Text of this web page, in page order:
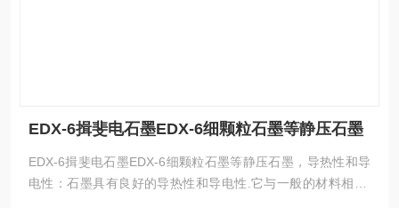
EDX-6揖斐电石墨EDX-6细颗粒石墨等静压石墨
EDX-6揖斐电石墨EDX-6细颗粒石墨等静压石墨，导热性和导
电性：石墨具有良好的导热性和导电性.它与一般的材料相比,